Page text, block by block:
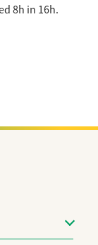
8h in 16h.